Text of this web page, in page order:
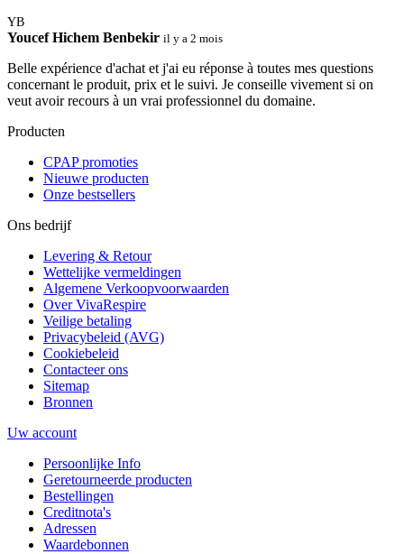
YB
Youcef Hichem Benbekir il y a 2 mois
Belle expérience d'achat et j'ai eu réponse à toutes mes questions
concernant le produit, prix et le suivi. Je conseille vivement si on
veut avoir recours à un vrai professionnel du domaine.
Producten
CPAP promoties
Nieuwe producten
Onze bestsellers
Ons bedrijf
Levering & Retour
Wettelijke vermeldingen
Algemene Verkoopvoorwaarden
Over VivaRespire
Veilige betaling
Privacybeleid (AVG)
Cookiebeleid
Contacteer ons
Sitemap
Bronnen
Uw account
Persoonlijke Info
Geretourneerde producten
Bestellingen
Creditnota's
Adressen
Waardebonnen